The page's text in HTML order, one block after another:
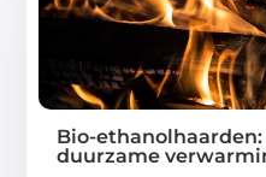
Bio-
duurzame